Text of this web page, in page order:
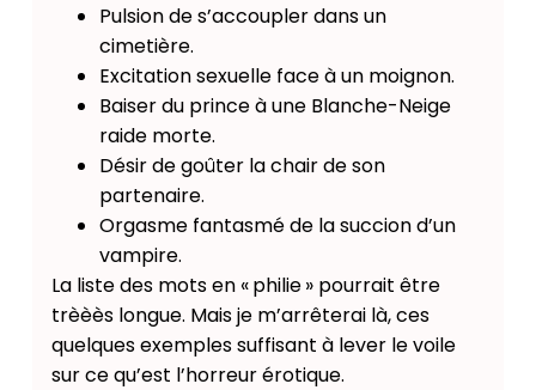
Pulsion de s’accoupler dans un
cimetière.
Excitation sexuelle face à un moignon.
Baiser du prince à une Blanche-Neige
raide morte.
Désir de goûter la chair de son
partenaire.
Orgasme fantasmé de la succion d’un
vampire.
La liste des mots en « philie » pourrait être
trèèès longue. Mais je m’arrêterai là, ces
quelques exemples suffisant à lever le voile
sur ce qu’est l’horreur érotique.